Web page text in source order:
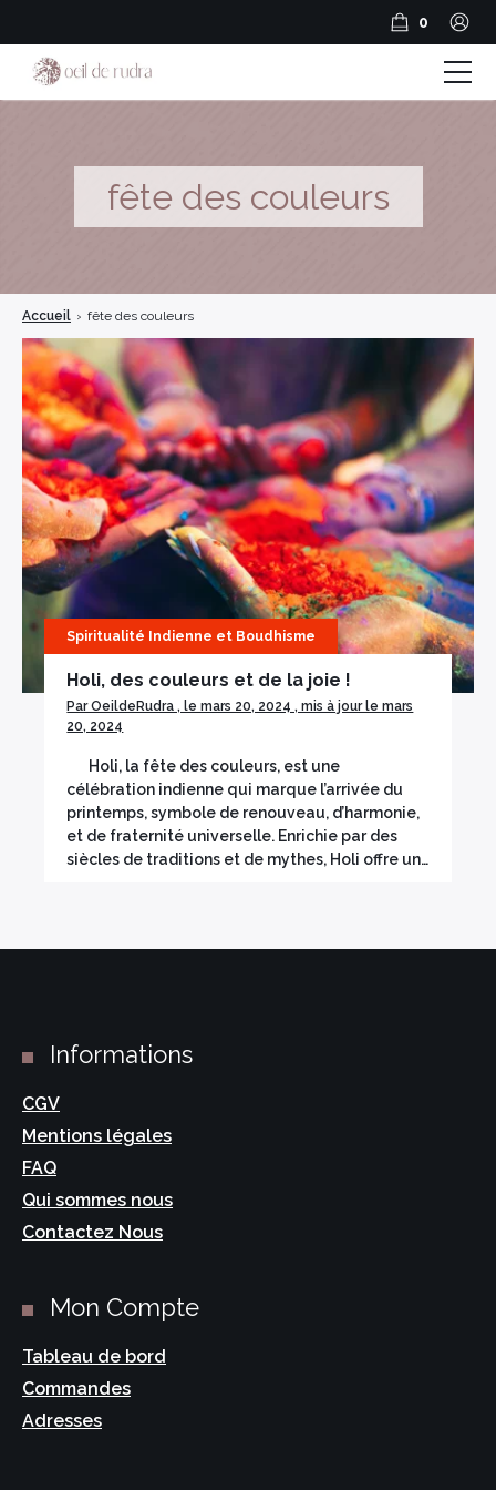
fête des couleurs
Accueil › fête des couleurs
Spiritualité Indienne et Boudhisme
Holi, des couleurs et de la joie !
Par OeildeRudra , le mars 20, 2024 , mis à jour le mars
20, 2024
Holi, la fête des couleurs, est une
célébration indienne qui marque l’arrivée du
printemps, symbole de renouveau, d’harmonie,
et de fraternité universelle. Enrichie par des
siècles de traditions et de mythes, Holi offre un…
0
Encens en résine
Encens Bâtonnets
Encens en cônes
Encens herbes séchées
Bois sacré
Guide Rudraksha
BLOG
Informations
CGV
Mentions légales
FAQ
Qui sommes nous
Contactez Nous
Mon Compte
Tableau de bord
Commandes
Adresses